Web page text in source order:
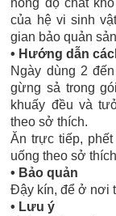
nồng độ chất
của hệ vi sinh
gian bảo quản
• Hướng dẫn
Ngày dùng 2
gừng sả trong
khuấy đều và
theo sở thích.
Ăn trực tiếp,
uống theo sở
• Bảo quản
Đậy kín, để ở nơi
• Lưu ý